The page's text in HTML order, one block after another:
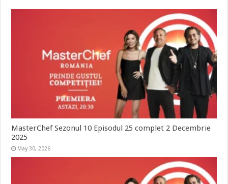
MasterChef Sezonul 10 Episodul 25 complet 2 Decembrie
2025
May 30, 2026